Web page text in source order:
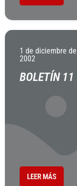
1 de diciembre de
2002
BOLETÍN
LEER MÁS